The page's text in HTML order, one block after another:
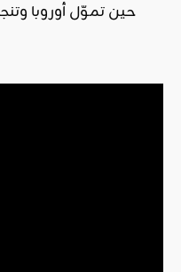
حين تموّل أوروبا